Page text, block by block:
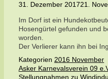
31. Dezember 201721.
Im Dorf ist ein
Hosengürtel gefunden und
worden.
Der Verlierer kann ihn bei
Kategorien 2016 November
Asker Karnevalsverein 09
Stellungnahmen zu